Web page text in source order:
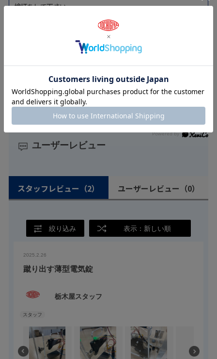
検証をして下さい。
ロックへの横方向からの負荷は掛けないで下さい。
リード線を無理に引張らないで下さい。
緩み止めを使用する際はシアノアクリレート系の樹脂用接着剤を
ご使用して下さい（ロックタイト425等）。
ユーザーレビュー
スタッフレビュー （2） ユーザーレビュー （0）
絞り込み 表示：新しい順
2025.2.26
蹴り出す薄型電気錠
栃木屋スタッフ